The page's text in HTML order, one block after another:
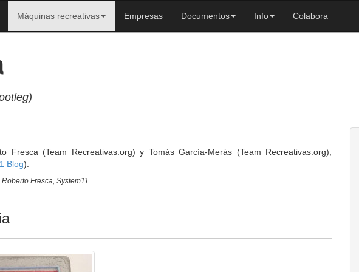
Máquinas recreativas Empresas Documentos Info Colabora
Fresca (Team Recreativas.org) y Tomás García-Merás (Team Recreativas.org),
Blog).
Fresca, System11.